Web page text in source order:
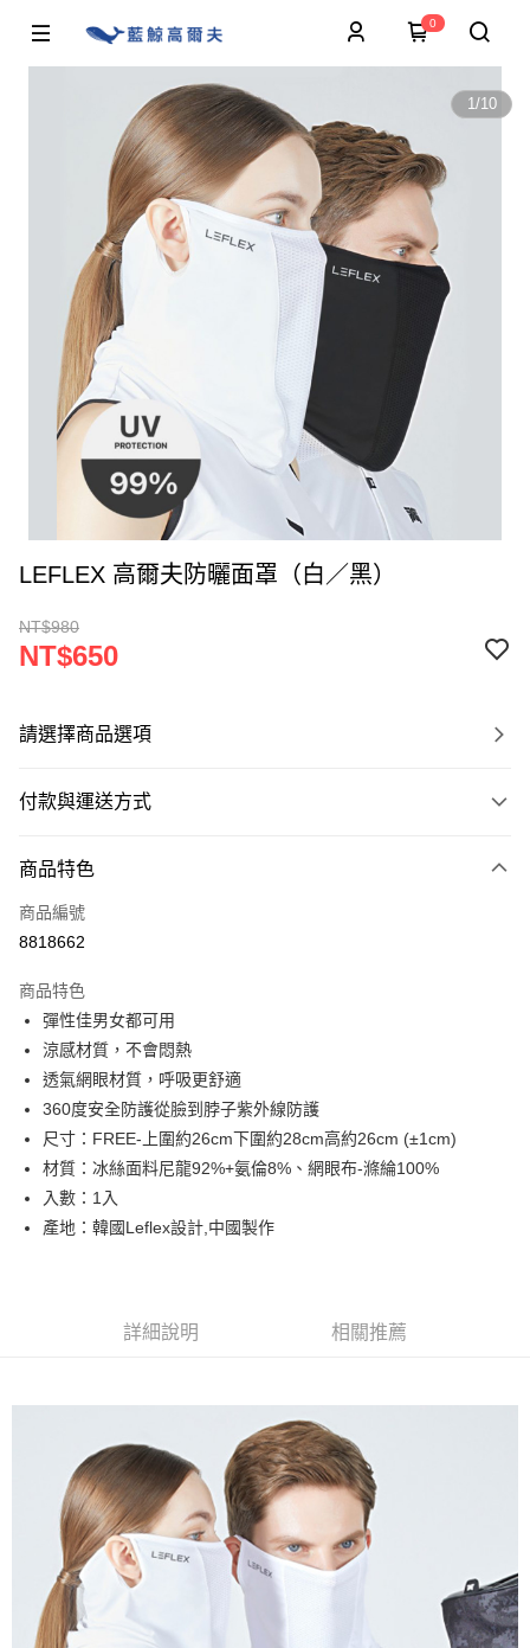
0
1/10
LEFLEX 高爾夫防曬面罩（白／黑）
NT$980
NT$650
請選擇商品選項
付款與運送方式
信用卡一次付款
超商取貨付款
Apple Pay
悠遊付
ATM付款
運送方式
全家取貨付款
每筆NT$60
商品特色
商品編號
8818662
商品特色
彈性佳男女都可用
涼感材質，不會悶熱
透氣網眼材質，呼吸更舒適
360度安全防護從臉到脖子紫外線防護
尺寸：FREE-上圍約26cm下圍約28cm高約26cm (±1cm)
材質：冰絲面料尼龍92%+氨倫8%、網眼布-滌綸100%
入數：1入
產地：韓國Leflex設計,中國製作
詳細說明 相關推薦